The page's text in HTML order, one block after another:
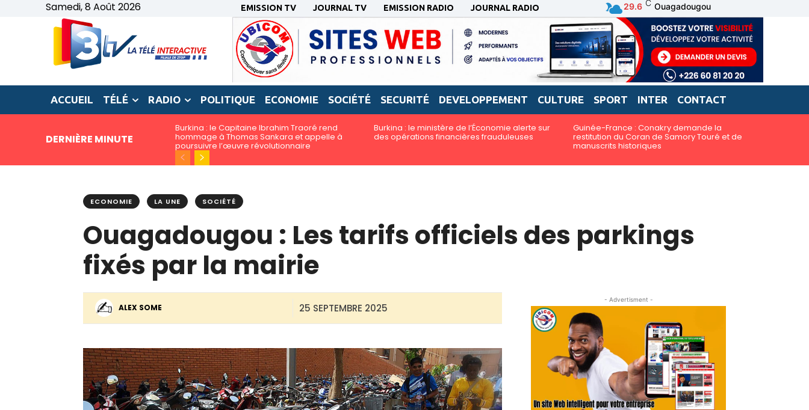
Samedi, 8 Août 2026 EMISSION TV JOURNAL TV EMISSION RADIO JOURNAL RADIO 29.6 C Ouagadougou
ACCUEIL TÉLÉ RADIO POLITIQUE ECONOMIE SOCIÉTÉ SECURITÉ DEVELOPPEMENT CULTURE SPORT INTER CONTACT
DERNIÈRE MINUTE
Burkina : le Capitaine Ibrahim Traoré rend
hommage à Thomas Sankara et appelle à
poursuivre l’œuvre révolutionnaire
Burkina : le ministère de l’Économie alerte sur
des opérations financières frauduleuses
Guinée-France : Conakry demande la
restitution du Coran de Samory Touré et de
manuscrits historiques
ECONOMIE LA UNE SOCIÉTÉ
Ouagadougou : Les tarifs officiels des parkings
fixés par la mairie
ALEX SOME 25 SEPTEMBRE 2025
- Advertisment -